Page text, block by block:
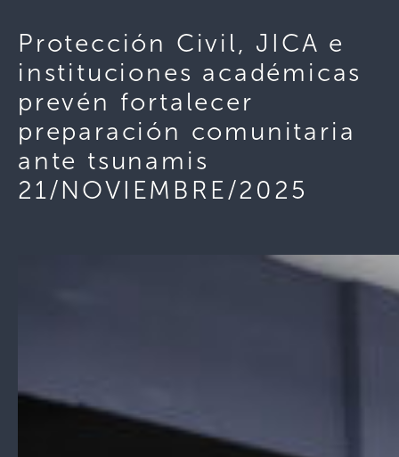
Protección Civil, JICA e
instituciones académicas
prevén fortalecer
preparación comunitaria
ante tsunamis
21/NOVIEMBRE/2025